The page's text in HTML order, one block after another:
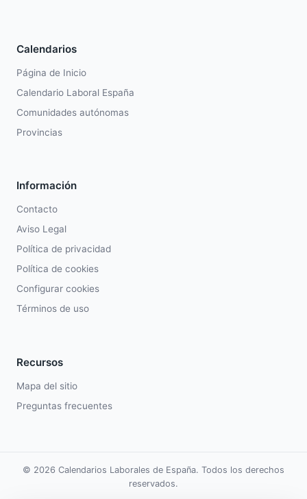
Calendarios
Página de Inicio
Calendario Laboral España
Comunidades autónomas
Provincias
Información
Contacto
Aviso Legal
Política de privacidad
Política de cookies
Configurar cookies
Términos de uso
Recursos
Mapa del sitio
Preguntas frecuentes
© 2026 Calendarios Laborales de España. Todos los derechos
reservados.